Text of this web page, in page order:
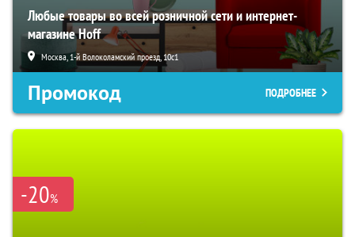
Любые товары во всей розничной сети и интернет-
магазине Hoff
Москва, 1-й Волоколамский проезд, 10с1
Промокод ПОДРОБНЕЕ
-20%